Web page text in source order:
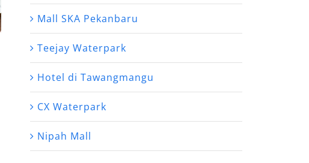
Mall SKA Pekanbaru
Teejay Waterpark
Hotel di Tawangmangu
CX Waterpark
Nipah Mall